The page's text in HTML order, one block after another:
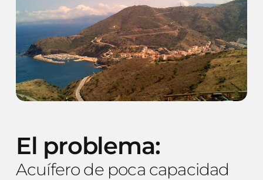
El problema:
Acuífero de poca capacidad